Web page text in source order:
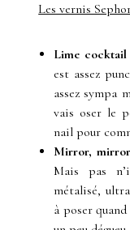
Les vernis
Lime cocktail
est assez
assez sympa
vais oser le
nail pour
Mirror, mirror
Mais pas
métalisé,
à poser